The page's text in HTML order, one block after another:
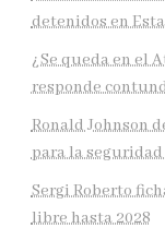
detenidos en
¿Se queda en el
responde
Ronald Johnson
para la
Sergi Roberto
libre hasta 2028